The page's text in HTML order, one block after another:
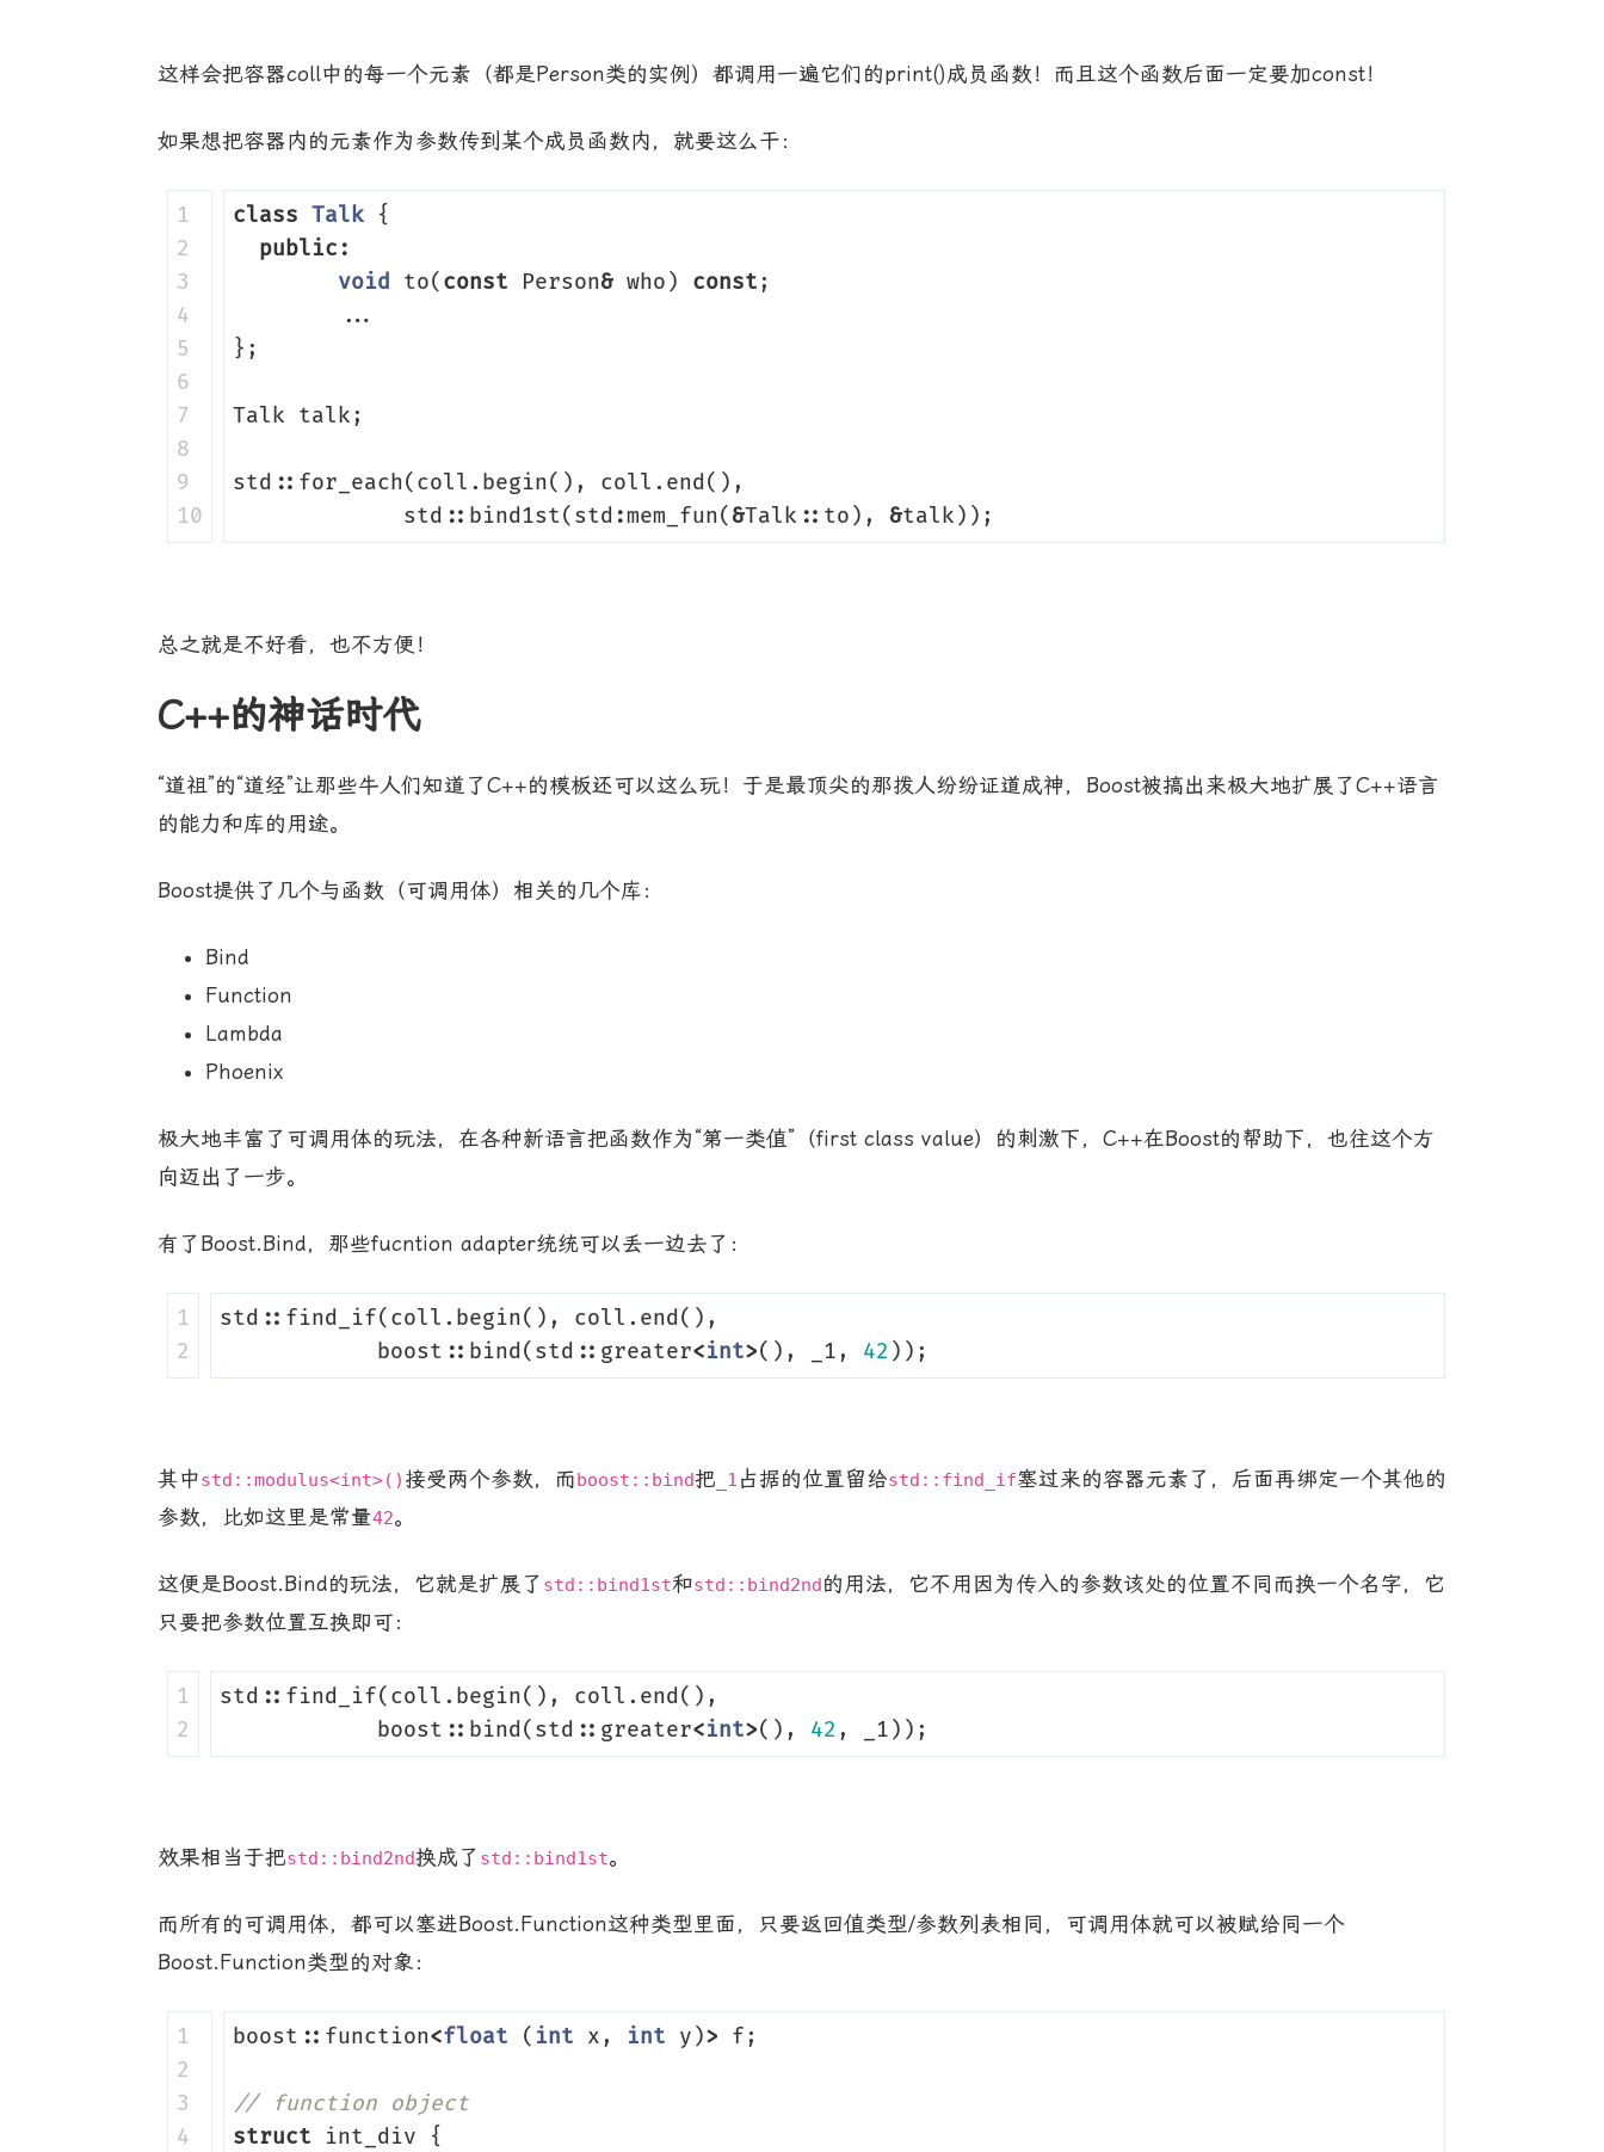
这样会把容器coll中的每一个元素（都是Person类的实例）都调用一遍它们的print()成员函数！而且这个函数后面一定要加const！
如果想把容器内的元素作为参数传到某个成员函数内，就要这么干：
1
2
3
4
5
6
7
8
9
class Talk
{
public :
void
to( const Person& who ) const ;
...
};
Talk talk ;
std :: for_each( coll . begin(), coll . end(),
std :: bind1st( std :mem_fun( &Talk :: to ), &talk ));
总之就是不好看，也不方便！
C++的神话时代
“道祖”的“道经”让那些牛人们知道了C++的模板还可以这么玩！于是最顶尖的那拨人纷纷证道成神，Boost被搞出来极大地扩展了C++语言
的能力和库的用途。
Boost提供了几个与函数（可调用体）相关的几个库：
Bind
Function
Lambda
Phoenix
极大地丰富了可调用体的玩法，在各种新语言把函数作为“第一类值”（first class value）的刺激下，C++在Boost的帮助下，也往这个方
向迈出了一步。
有了Boost.Bind，那些fucntion adapter统统可以丢一边去了：
1
std :: find_if(coll . begin(), coll . end(),
boost :: bind(std :: greater<int>(), _1 , 42 ));
其中std::modulus<int>() 接受两个参数，而boost::bind把 _1 占据的位置留给std::find_if塞过来的容器元素了，后面再绑定一个其他的
参数，比如这里是常量42。
这便是Boost.Bind的玩法，它就是扩展了 std::bind1st和std::bind2nd的用法，它不用因为传入的参数该处的位置不同而换一个名字，它
只要把参数位置互换即可：
1
std :: find_if(coll . begin(), coll . end(),
boost :: bind(std :: greater<int>(), 42 , _1));
效果相当于把std::bind2nd换成了 std::bind1st。
而所有的可调用体，都可以塞进Boost.Function这种类型里面，只要返回值类型/参数列表相同，可调用体就可以被赋给同一个
Boost.Function类型的对象：
1
2
3
4
boost :: function<float ( int x , int y )> f ;
// function object
struct
int_div {